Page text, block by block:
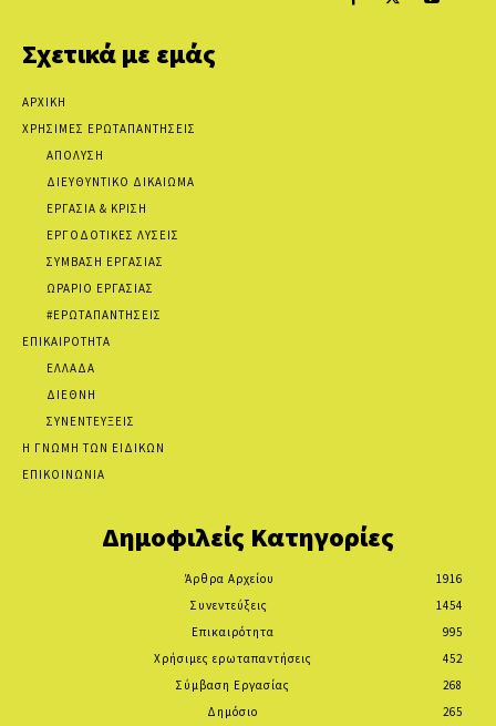
Σχετικά με εμάς
ΑΡΧΙΚΗ
ΧΡΗΣΙΜΕΣ ΕΡΩΤΑΠΑΝΤΗΣΕΙΣ
ΑΠΟΛΥΣΗ
ΔΙΕΥΘΥΝΤΙΚΟ ΔΙΚΑΙΩΜΑ
ΕΡΓΑΣΙΑ & ΚΡΙΣΗ
ΕΡΓΟΔΟΤΙΚΕΣ ΛΥΣΕΙΣ
ΣΥΜΒΑΣΗ ΕΡΓΑΣΙΑΣ
ΩΡΑΡΙΟ ΕΡΓΑΣΙΑΣ
#ΕΡΩΤΑΠΑΝΤΗΣΕΙΣ
ΕΠΙΚΑΙΡΟΤΗΤΑ
ΕΛΛΑΔΑ
ΔΙΕΘΝΗ
ΣΥΝΕΝΤΕΥΞΕΙΣ
Η ΓΝΩΜΗ ΤΩΝ ΕΙΔΙΚΩΝ
ΕΠΙΚΟΙΝΩΝΙΑ
Δημοφιλείς Κατηγορίες
Άρθρα Αρχείου
1916
Συνεντεύξεις
1454
Επικαιρότητα
995
Χρήσιμες ερωταπαντήσεις
452
Σύμβαση Εργασίας
268
Δημόσιο
265